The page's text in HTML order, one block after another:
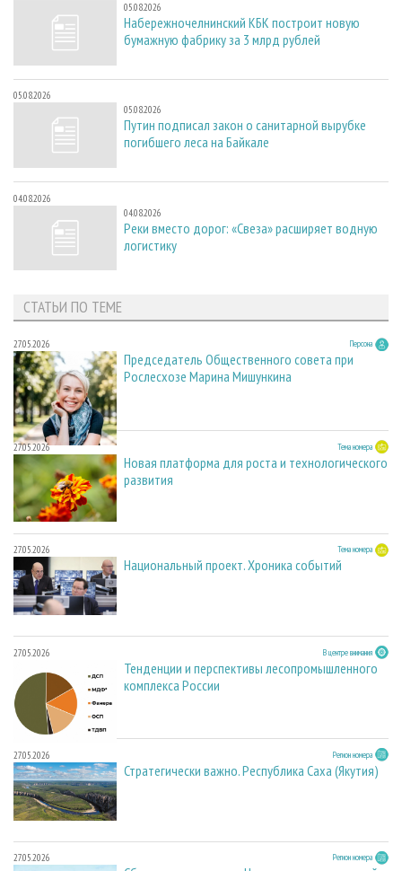
05.08.2026
Набережночелнинский КБК построит новую
бумажную фабрику за 3 млрд рублей
05.08.2026
05.08.2026
Путин подписал закон о санитарной вырубке
погибшего леса на Байкале
04.08.2026
04.08.2026
Реки вместо дорог: «Свеза» расширяет водную
логистику
СТАТЬИ ПО ТЕМЕ
27.05.2026 Персона
Председатель Общественного совета при
Рослесхозе Марина Мишункина
27.05.2026 Тема номера
Новая платформа для роста и технологического
развития
27.05.2026 Тема номера
Национальный проект. Хроника событий
27.05.2026 В центре внимания
Тенденции и перспективы лесопромышленного
комплекса России
27.05.2026 Регион номера
Стратегически важно. Республика Саха (Якутия)
27.05.2026 Регион номера